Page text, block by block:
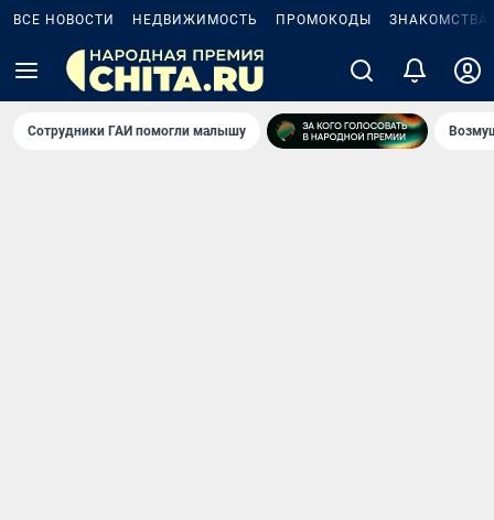
ВСЕ НОВОСТИ НЕДВИЖИМОСТЬ ПРОМОКОДЫ ЗНАКОМСТВА
Сотрудники ГАИ помогли малышу